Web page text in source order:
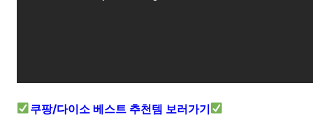
쿠팡/다이소 베스트 추천템 보러가기